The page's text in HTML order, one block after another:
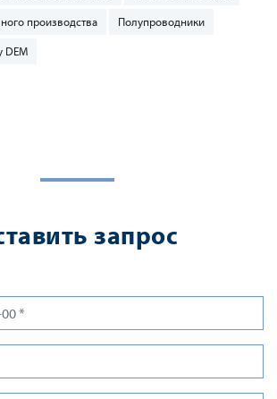
производства Полупроводники
DEM
запрос